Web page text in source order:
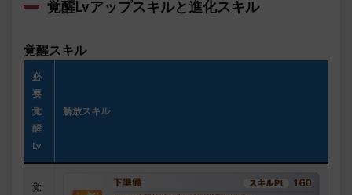
覚醒Lvアップスキルと進化スキル
覚醒スキル
必
要
覚
醒
Lv
解放スキル
覚